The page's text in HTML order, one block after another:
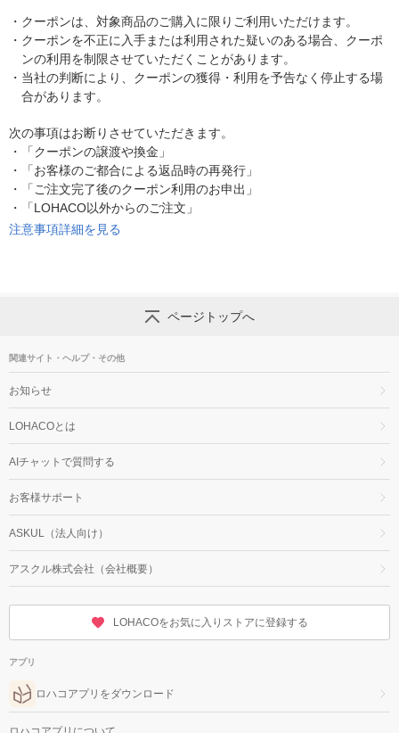
・ クーポンは、対象商品のご購入に限りご利用いただけます。
・ クーポンを不正に入手または利用された疑いのある場合、クーポ
ンの利用を制限させていただくことがあります。
・ 当社の判断により、クーポンの獲得・利用を予告なく停止する場
合があります。
次の事項はお断りさせていただきます。
・
「クーポンの譲渡や換金」
・
「お客様のご都合による返品時の再発行」
・
「ご注文完了後のクーポン利用のお申出」
・
「LOHACO以外からのご注文」
注意事項詳細を見る
ページトップへ
関連サイト・ヘルプ・その他
お知らせ
LOHACOとは
AIチャットで質問する
お客様サポート
ASKUL（法人向け）
アスクル株式会社（会社概要）
LOHACOをお気に入りストアに登録する
アプリ
ロハコアプリをダウンロード